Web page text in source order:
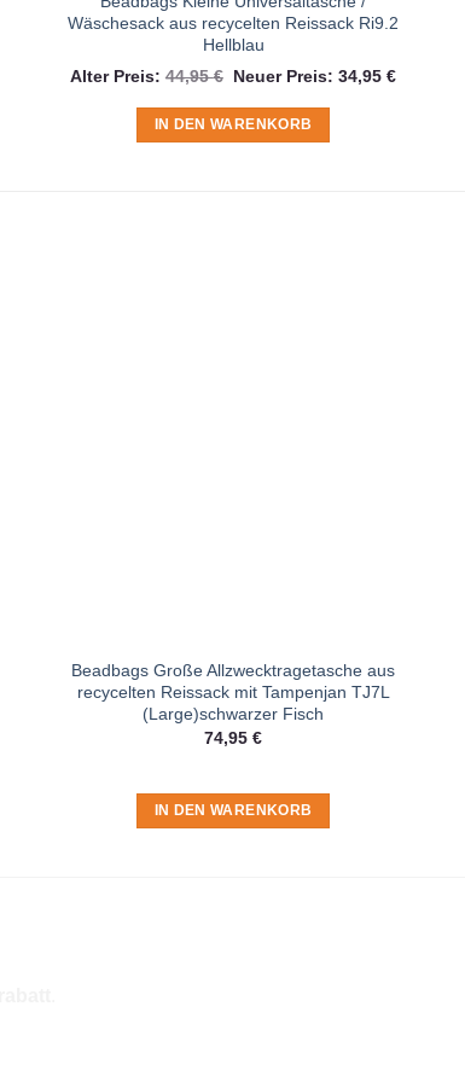
Wäschesack aus recycelten Reissack Ri9.2
Hellblau
Alter Preis: 44,95€ Ursprünglicher
war:
44,95 €
Neuer Preis: 34,95€Aktueller
IN DEN WARENKORB
Beadbags Große Allzwecktragetasche aus
recycelten Reissack mit Tampenjan TJ7L
(Large)schwarzer Fisch
74,95 €
IN DEN WARENKORB